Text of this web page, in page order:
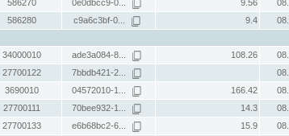
586270 0e0dbcc9-0... 9.56
586280 c9a6c3bf-0... 9.4
34000010 ade3a084-8... 108.26
27700122 7bbdb421-2...
3690010 04572010-1... 166.42
27700111 70bee932-1... 14.3
27700133 e6b68bc2-6... 15.9